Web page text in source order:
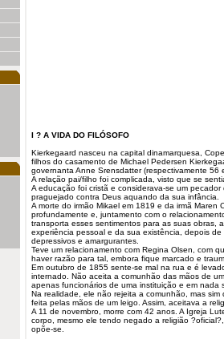
I ? A VIDA DO FILÓSOFO
Kierkegaard nasceu na capital dinamarquesa ,
filhos do casamento de Michael Pedersen
governanta Anne Srensdatter (respectivamente
A relação pai/filho foi complicada, visto que se
A educação foi cristã e considerava-se um
praguejado contra Deus aquando da sua infância.
A morte do irmão Mikael em 1819 e da irmã Maren
profundamente e, juntamento com o
transporta esses sentimentos para as suas obras,
experiência pessoal e da sua existência, depois
depressivos e amargurantes.
Teve um relacionamento com Regina Olsen, com
haver razão para tal, embora fique marcado e
Em outubro de 1855 sente-se mal na rua e é
internado. Não aceita a comunhão das mãos de
apenas funcionários de uma instituição e em nada
Na realidade, ele não rejeita a comunhão, mas
feita pelas mãos de um leigo. Assim, aceitava a
A 11 de novembro, morre com 42 anos. A Igreja
corpo, mesmo ele tendo negado a religião
opõe-se.